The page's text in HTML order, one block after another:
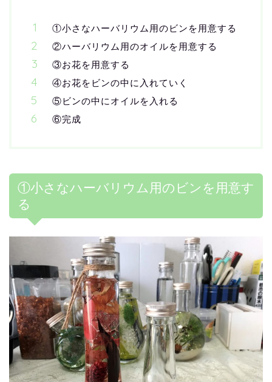
①小さなハーバリウム用のビンを用意する
②ハーバリウム用のオイルを用意する
③お花を用意する
④お花をビンの中に入れていく
⑤ビンの中にオイルを入れる
⑥完成
①小さなハーバリウム用のビンを用意す
る